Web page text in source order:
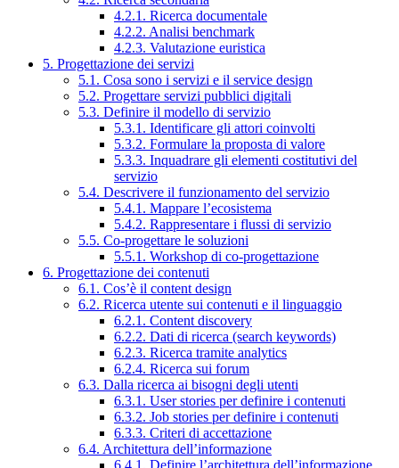
4.2.1. Ricerca documentale
4.2.2. Analisi benchmark
4.2.3. Valutazione euristica
5. Progettazione dei servizi
5.1. Cosa sono i servizi e il service design
5.2. Progettare servizi pubblici digitali
5.3. Definire il modello di servizio
5.3.1. Identificare gli attori coinvolti
5.3.2. Formulare la proposta di valore
5.3.3. Inquadrare gli elementi costitutivi del
servizio
5.4. Descrivere il funzionamento del servizio
5.4.1. Mappare l’ecosistema
5.4.2. Rappresentare i flussi di servizio
5.5. Co-progettare le soluzioni
5.5.1. Workshop di co-progettazione
6. Progettazione dei contenuti
6.1. Cos’è il content design
6.2. Ricerca utente sui contenuti e il linguaggio
6.2.1. Content discovery
6.2.2. Dati di ricerca (search keywords)
6.2.3. Ricerca tramite analytics
6.2.4. Ricerca sui forum
6.3. Dalla ricerca ai bisogni degli utenti
6.3.1. User stories per definire i contenuti
6.3.2. Job stories per definire i contenuti
6.3.3. Criteri di accettazione
6.4. Architettura dell’informazione
6.4.1. Definire l’architettura dell’informazione